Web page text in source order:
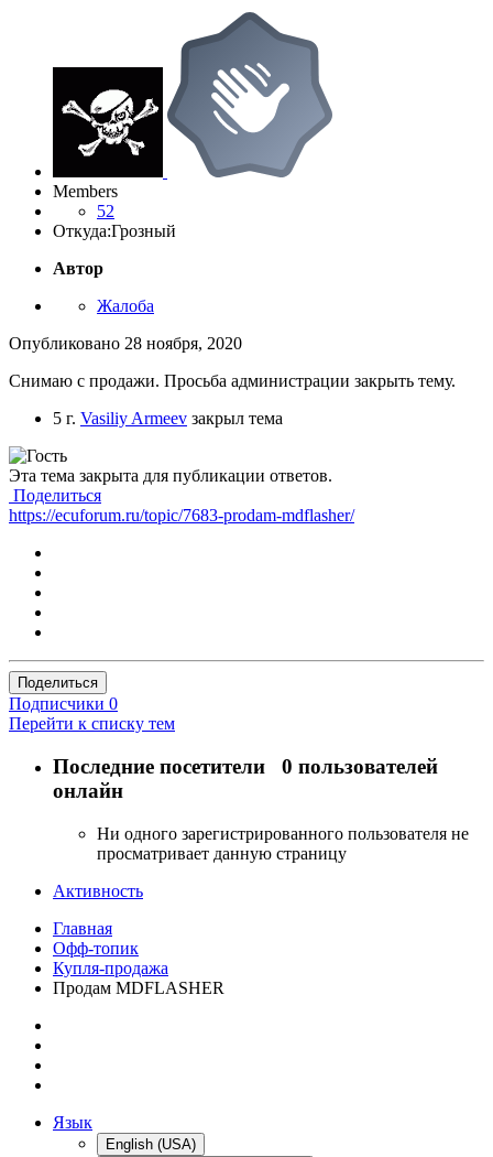
Members
52
Откуда:Грозный
Автор
Жалоба
Опубликовано 28 ноября, 2020
Снимаю с продажи. Просьба администрации закрыть тему.
5 г. Vasiliy Armeev закрыл тема
Эта тема закрыта для публикации ответов.
Поделиться
https://ecuforum.ru/topic/7683-prodam-mdflasher/
Поделиться
Подписчики 0
Перейти к списку тем
Последние посетители 0 пользователей
онлайн
Ни одного зарегистрированного пользователя не
просматривает данную страницу
Активность
Главная
Офф-топик
Купля-продажа
Продам MDFLASHER
Язык
English (USA)